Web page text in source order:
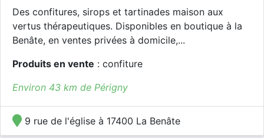
Des confitures, sirops et tartinades maison aux
vertus thérapeutiques. Disponibles en boutique à la
Benâte, en ventes privées à domicile,...
Produits en vente : confiture
Environ 43 km de Périgny
9 rue de l'église à 17400 La Benâte